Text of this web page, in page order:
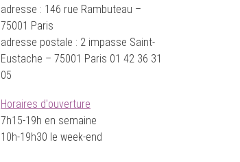
adresse : 146 rue Rambuteau –
75001 Paris
adresse postale : 2 impasse Saint-
Eustache – 75001 Paris 01 42 36 31
05
Horaires d'ouverture
7h15-19h en semaine
10h-19h30 le week-end